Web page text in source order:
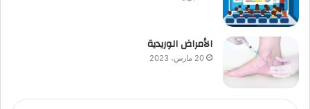
الأمراض الوريدية
20 مارس، 2023